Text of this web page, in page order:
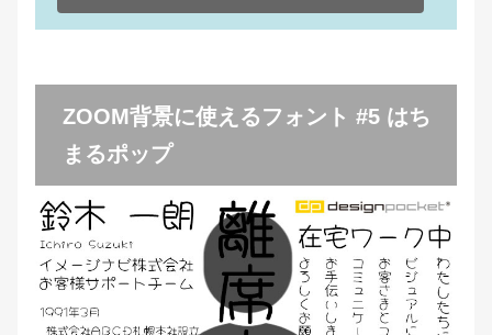
ZOOM背景に使えるフォント #5 はち
まるポップ